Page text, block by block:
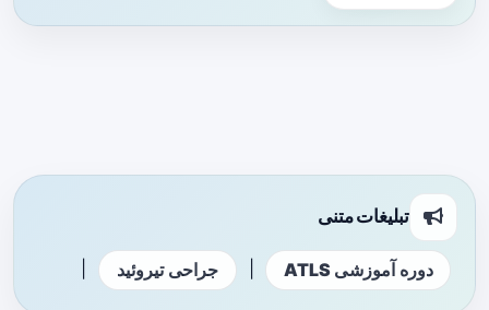
تبلیغات متنی
دوره آموزشی ATLS جراحی تیروئید